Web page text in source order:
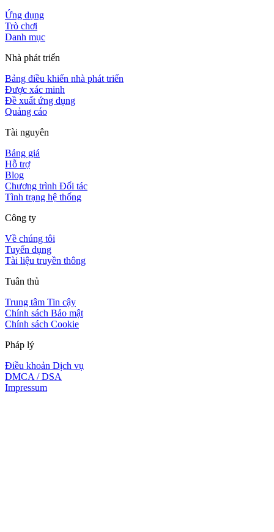
Ứng dụng
Trò chơi
Danh mục
Nhà phát triển
Bảng điều khiển nhà phát triển
Được xác minh
Đề xuất ứng dụng
Quảng cáo
Tài nguyên
Bảng giá
Hỗ trợ
Blog
Chương trình Đối tác
Tình trạng hệ thống
Công ty
Về chúng tôi
Tuyển dụng
Tài liệu truyền thông
Tuân thủ
Trung tâm Tin cậy
Chính sách Bảo mật
Chính sách Cookie
Pháp lý
Điều khoản Dịch vụ
DMCA / DSA
Impressum